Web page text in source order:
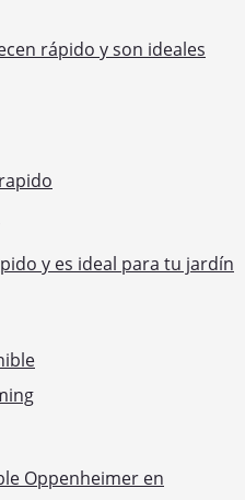
rápido y son ideales
y es ideal para tu jardín
Oppenheimer en